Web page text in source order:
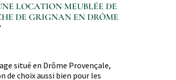
LOCATION MEUBLÉE DE
DE GRIGNAN EN DRÔME
situé en Drôme Provençale,
de choix aussi bien pour les